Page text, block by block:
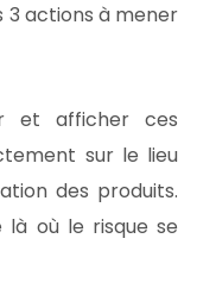
3 actions à mener
et afficher ces
sur le lieu
des produits.
là où le risque se